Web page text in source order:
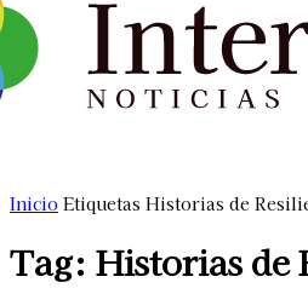
Inicio Etiquetas Historias de
Tag: Historias de